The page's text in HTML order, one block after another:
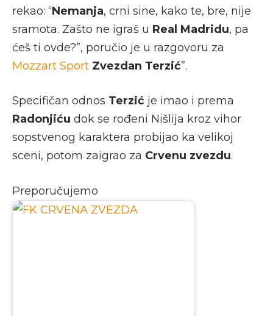
rekao: “Nemanja, crni sine, kako te, bre, nije
sramota. Zašto ne igraš u Real Madridu, pa
ćeš ti ovde?”, poručio je u razgovoru za
Mozzart Sport Zvezdan Terzić”.
Specifičan odnos Terzić je imao i prema
Radonjiću dok se rođeni Nišlija kroz vihor
sopstvenog karaktera probijao ka velikoj
sceni, potom zaigrao za Crvenu zvezdu.
Preporučujemo